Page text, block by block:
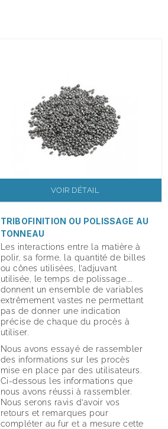
VOIR DÉTAIL
TRIBOFINITION OU POLISSAGE AU
TONNEAU
Les interactions entre la matière à
polir, sa forme, la quantité de billes
ou cônes utilisées, l’adjuvant
utilisée, le temps de polissage....
donnent un ensemble de variables
extrêmement vastes ne permettant
pas de donner une indication
précise de chaque du procès à
utiliser.
Nous avons essayé de rassembler
des informations sur les procès
mise en place par des utilisateurs.
Ci-dessous les informations que
nous avons réussi à rassembler.
Nous serons ravis d’avoir vos
retours et remarques pour
compléter au fur et a mesure cette